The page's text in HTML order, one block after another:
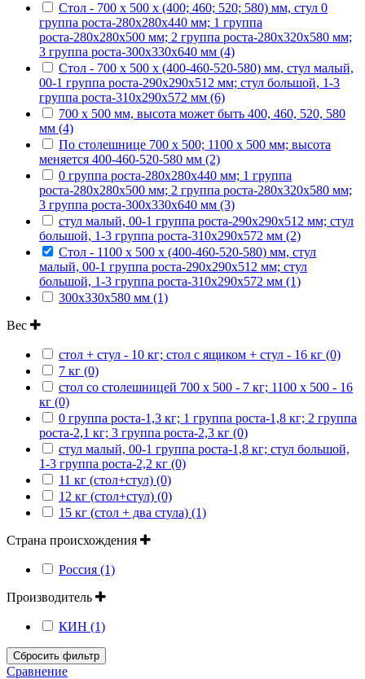
Стол - 700 х 500 х (400; 460; 520; 580) мм, стул 0
группа роста-280х280х440 мм; 1 группа
роста-280х280х500 мм; 2 группа роста-280х320х580 мм;
3 группа роста-300х330х640 мм (4)
Стол - 700 х 500 х (400-460-520-580) мм, стул малый,
00-1 группа роста-290х290х512 мм; стул большой, 1-3
группа роста-310х290х572 мм (6)
700 х 500 мм, высота может быть 400, 460, 520, 580
мм (4)
По столешнице 700 х 500; 1100 х 500 мм; высота
меняется 400-460-520-580 мм (2)
0 группа роста-280х280х440 мм; 1 группа
роста-280х280х500 мм; 2 группа роста-280х320х580 мм;
3 группа роста-300х330х640 мм (3)
стул малый, 00-1 группа роста-290х290х512 мм; стул
большой, 1-3 группа роста-310х290х572 мм (2)
Стол - 1100 х 500 х (400-460-520-580) мм, стул
малый, 00-1 группа роста-290х290х512 мм; стул
большой, 1-3 группа роста-310х290х572 мм (1)
300х330х580 мм (1)
Вес
стол + стул - 10 кг; стол с ящиком + стул - 16 кг (0)
7 кг (0)
стол со столешницей 700 х 500 - 7 кг; 1100 х 500 - 16
кг (0)
0 группа роста-1,3 кг; 1 группа роста-1,8 кг; 2 группа
роста-2,1 кг; 3 группа роста-2,3 кг (0)
стул малый, 00-1 группа роста-1,8 кг; стул большой,
1-3 группа роста-2,2 кг (0)
11 кг (стол+стул) (0)
12 кг (стол+стул) (0)
15 кг (стол + два стула) (1)
Страна происхождения
Россия (1)
Производитель
КИН (1)
Сбросить фильтр
Сравнение